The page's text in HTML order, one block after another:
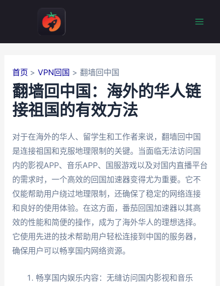
首页 VPN回国 翻墙回中国
翻墙回中国：海外的华人链
接祖国的有效方法
对于在海外的华人、留学生和工作者来说，翻墙回中国
是连接祖国和克服地理限制的关键。当面临无法访问国
内的影视APP、音乐APP、国服游戏以及对国内直播平台
的需求时，一个高效的回国加速器变得尤为重要。它不
仅能帮助用户绕过地理限制，还确保了稳定的网络连接
和良好的使用体验。在这方面，番茄回国加速器以其高
效的性能和简便的操作，成为了海外华人的理想选择。
它使用先进的技术帮助用户轻松连接到中国的服务器，
确保用户可以畅享国内网络资源。
畅享国内娱乐内容：无缝访问国内影视和音乐